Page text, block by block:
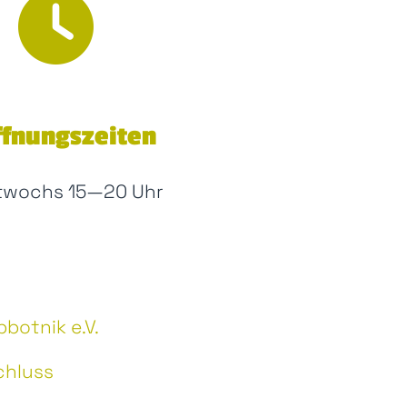
15—20 Uhr
e.V.